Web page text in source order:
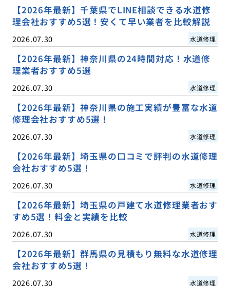
【2026年最新】千葉県でLINE相談できる水道修
理会社おすすめ5選！安くて早い業者を比較解説
2026.07.30 水道修理
【2026年最新】神奈川県の24時間対応！水道修
理業者おすすめ5選
2026.07.30 水道修理
【2026年最新】神奈川県の施工実績が豊富な水道
修理会社おすすめ5選！
2026.07.30 水道修理
【2026年最新】埼玉県の口コミで評判の水道修理
会社おすすめ5選！
2026.07.30 水道修理
【2026年最新】埼玉県の戸建て水道修理業者おす
すめ5選！料金と実績を比較
2026.07.30 水道修理
【2026年最新】群馬県の見積もり無料な水道修理
会社おすすめ5選！
2026.07.30 水道修理